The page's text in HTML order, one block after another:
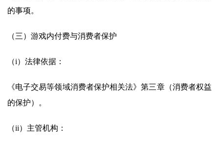
的事项。
（三）游戏内付费与消费者保护
（i）法律依据：
《电子交易等领域消费者保护相关法》第三章（消费者权益
的保护）。
（ii）主管机构：